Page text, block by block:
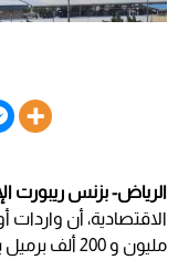
الرياض- بزنس ريبورت
الاقتصادية، أن
مليون و 200 ألف برميل يوميا.